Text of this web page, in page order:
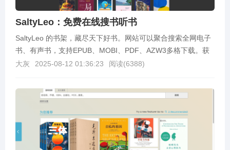
SaltyLeo：免费在线搜书听书
SaltyLeo 的书架，藏尽天下好书。网站可以聚合搜索全网电子
书、有声书，支持EPUB、MOBI、PDF、AZW3多格下载。获
取网址SaltyLeo 的书架：...
大灰 2025-08-12 01:36:23 阅读(6388)